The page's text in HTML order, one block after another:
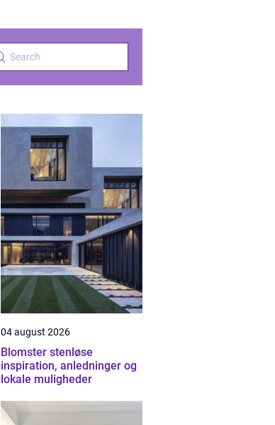
04 august 2026
Blomster stenløse
inspiration, anledninger og
lokale muligheder